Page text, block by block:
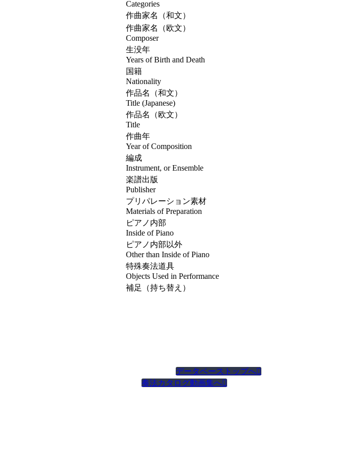
Categories
作曲家名（和文）
作曲家名（欧文）
Composer
生没年
Years of Birth and Death
国籍
Nationality
作品名（和文）
Title (Japanese)
作品名（欧文）
Title
作曲年
Year of Composition
編成
Instrument, or Ensemble
楽譜出版
Publisher
プリパレーション素材
Materials of Preparation
ピアノ内部
Inside of Piano
ピアノ内部以外
Other than Inside of Piano
特殊奏法道具
Objects Used in Performance
補足（持ち替え）
データベーストップへ
奏法カタログ動画集へ